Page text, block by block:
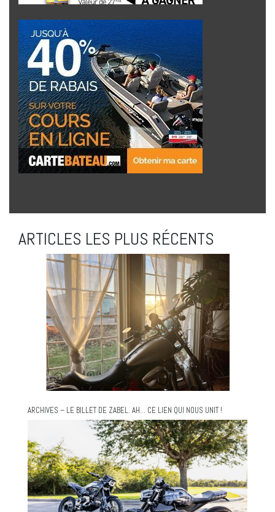
ARTICLES LES PLUS RÉCENTS
ARCHIVES – LE BILLET DE ZABEL. AH… CE LIEN QUI NOUS UNIT !